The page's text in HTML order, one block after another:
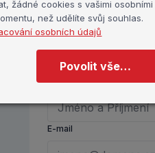
certifikované a
ucelený systém péče.
ambulantní léčbu a
zdraví a prevenci
Jméno a příjmení
E-mail
žádné cookies s vašimi osobními
než udělíte svůj souhlas.
osobních údajů
Povolit všechny cookies